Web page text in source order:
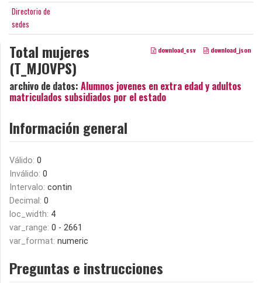
Directorio de
sedes
download_csv download_json
Total mujeres
(T_MJOVPS)
archivo de datos: Alumnos jovenes en extra edad y adultos
matriculados subsidiados por el estado
Información general
Válido: 0
Inválido: 0
Intervalo: contin
Decimal: 0
loc_width: 4
var_range: 0 - 2661
var_format: numeric
Preguntas e instrucciones